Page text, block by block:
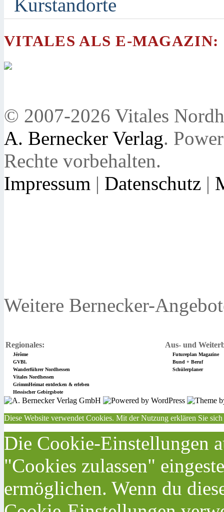
Kurstandorte
VITALES ALS E-MAGAZIN:
© 2007-2026 Vitales
A. Bernecker Verlag.
Rechte vorbehalten.
Impressum | Datenschutz |
Weitere Bernecker-
Regionales: Aus- und
Jérôme
Futureplan Magazine
GVBl.
Bund + Beruf
Wanderführer Nordhessen
Schülerplaner
Vitales Nordhessen
GrimmHeimat entdecken & erleben
Hessischer Gebirgsbote
Diese Website verwendet Cookies. Mit der Nutzung erklären Sie
Die Cookie-Einstellungen
"Cookies zulassen"
ermöglichen. Wenn du